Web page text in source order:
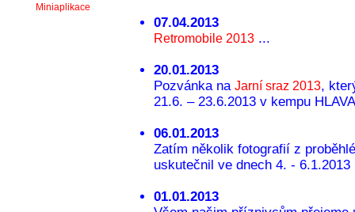
Miniaplikace
07.04.2013
Retromobile 2013 ...
20.01.2013
Pozvánka na Jarní sraz 2013,
21.6. – 23.6.2013 v kempu
06.01.2013
Zatím několik fotografií z
uskutečnil ve dnech 4. - 6.1.2013
01.01.2013